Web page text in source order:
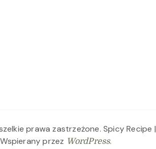
prawa zastrzeżone. Spicy Recipe |
przez WordPress.